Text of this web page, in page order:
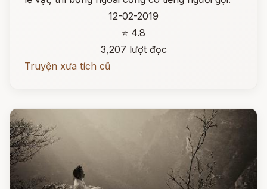
12-02-2019
⭐ 4.8
3,207 lượt đọc
Truyện xưa tích cũ